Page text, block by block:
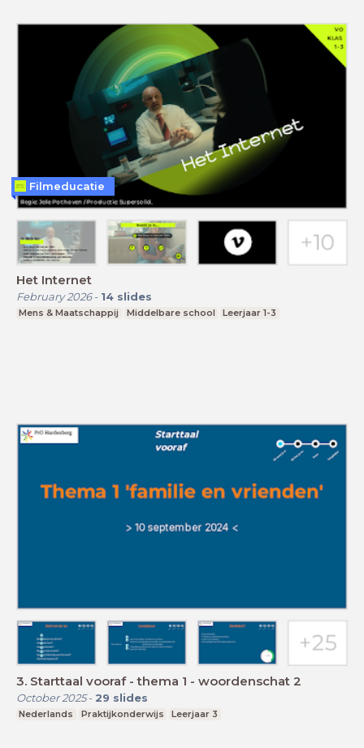
Het Internet
February 2026- 14 slides
Mens & Maatschappij Middelbare school Leerjaar 1-3
Filmeducatie
3. Starttaal vooraf - thema 1 - woordenschat 2
October 2025- 29 slides
Nederlands Praktijkonderwijs Leerjaar 3